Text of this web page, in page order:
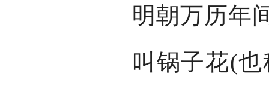
明朝万历年
叫锅子花(